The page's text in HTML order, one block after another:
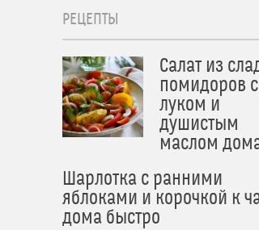
РЕЦЕПТЫ
Салат из
помидоров с
луком и
душистым
маслом
Шарлотка с ранними
яблоками и корочкой к
дома быстро